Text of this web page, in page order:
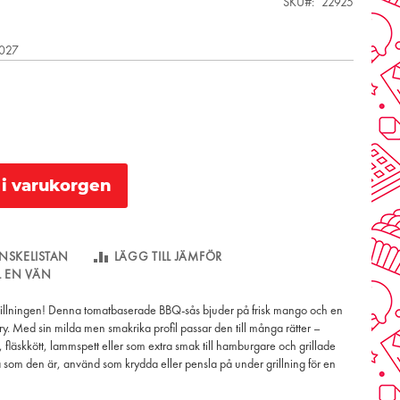
SKU 22925
varukorgen
LÄGG TILL JÄMFÖR
EN VÄN
Denna tomatbaserade BBQ-sås bjuder på frisk mango och en
Med sin milda men smakrika profil passar den till många rätter –
fläskkött, lammspett eller som extra smak till hamburgare och grillade
som den är, använd som krydda eller pensla på under grillning för en